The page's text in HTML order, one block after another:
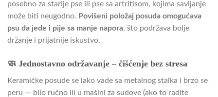
posebno za starije pse ili pse sa artritisom, kojima savijanje
može biti neugodno. Povišeni položaj posuda omogućava
psu da jede i pije sa manje napora, što podržava bolje
držanje i prijatnije iskustvo.
🧼 Jednostavno održavanje – čišćenje bez stresa
Keramičke posude se lako vade sa metalnog stalka i brzo se
peru — bilo ručno ili u mašini za sudove (ako to radite